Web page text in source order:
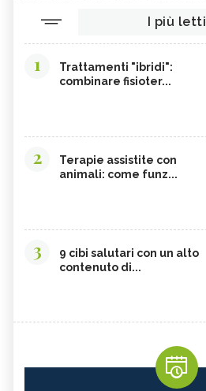
I più letti
1
Trattamenti "ibridi":
combinare fisioter...
2
Terapie assistite con
animali: come funz...
3
9 cibi salutari con un alto
contenuto di...